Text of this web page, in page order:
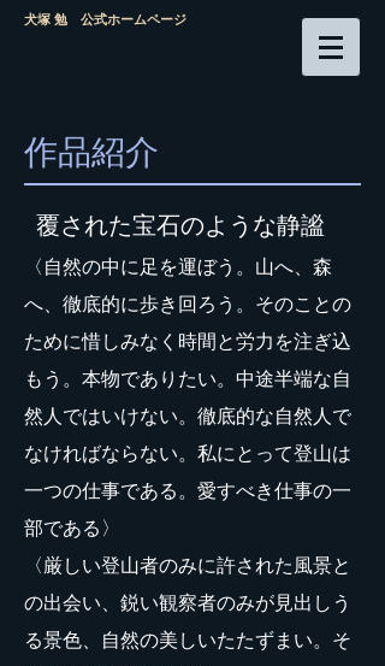
​犬塚 勉 公式ホームページ
作品紹介
覆された宝石のような静謐
〈自然の中に足を運ぼう。山へ、森
へ、徹底的に歩き回ろう。そのことの
ために惜しみなく時間と労力を注ぎ込
もう。本物でありたい。中途半端な自
然人ではいけない。徹底的な自然人で
なければならない。私にとって登山は
一つの仕事である。愛すべき仕事の一
部である〉
〈厳しい登山者のみに許された風景と
の出会い、鋭い観察者のみが見出しう
る景色、自然の美しいたたずまい。そ